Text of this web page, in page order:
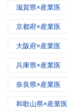
滋賀県×産業医
京都府×産業医
大阪府×産業医
兵庫県×産業医
奈良県×産業医
和歌山県×産業医